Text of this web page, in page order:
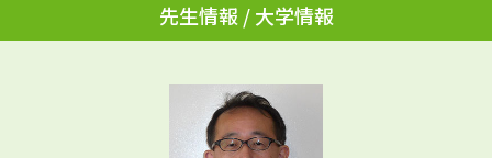
テレメール進学カタログ
訂正のご案内
先生情報 / 大学情報